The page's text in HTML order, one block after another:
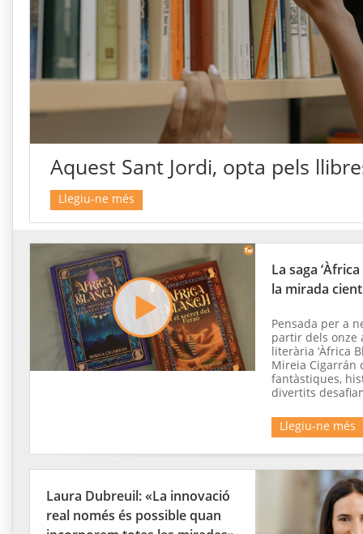
Aquest Sant Jordi, opta pels
Llegiu-ne més
La saga
la mirada
Pensada per a
partir dels onze
literària ‘Àfrica
Mireia Cigarrán
fantàstiques,
divertits
Llegiu-ne més
Laura Dubreuil: «La innovació
real només és possible quan